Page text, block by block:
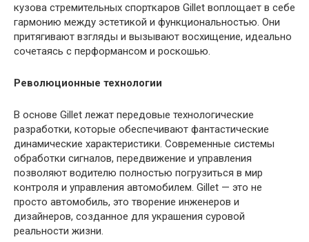
кузова стремительных спорткаров Gillet воплощает в себе
гармонию между эстетикой и функциональностью. Они
притягивают взгляды и вызывают восхищение, идеально
сочетаясь с перформансом и роскошью.
Революционные технологии
В основе Gillet лежат передовые технологические
разработки, которые обеспечивают фантастические
динамические характеристики. Современные системы
обработки сигналов, передвижение и управления
позволяют водителю полностью погрузиться в мир
контроля и управления автомобилем. Gillet — это не
просто автомобиль, это творение инженеров и
дизайнеров, созданное для украшения суровой
реальности жизни.